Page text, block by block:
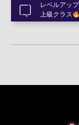
レベルアッ
上級クラス